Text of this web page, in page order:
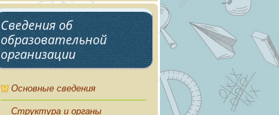
Сведения об
образовательной
организации
Основные сведения
Структура и органы